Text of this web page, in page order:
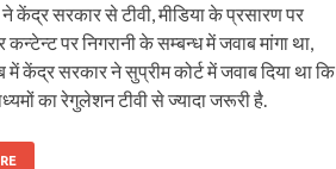
ने केंद्र सरकार से टीवी, मीडिया के प्रसारण पर
पर निगरानी के सम्बन्ध में जवाब मांगा था,
केंद्र सरकार ने सुप्रीम कोर्ट में जवाब दिया था कि
का रेगुलेशन टीवी से ज्यादा जरूरी है.